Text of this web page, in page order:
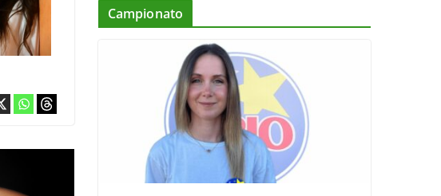
Campionato